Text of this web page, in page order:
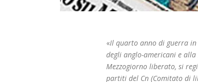
«Il quarto anno di guerra
degli anglo-americani e
Mezzogiorno liberato, si
partiti del Cn (Comitato di